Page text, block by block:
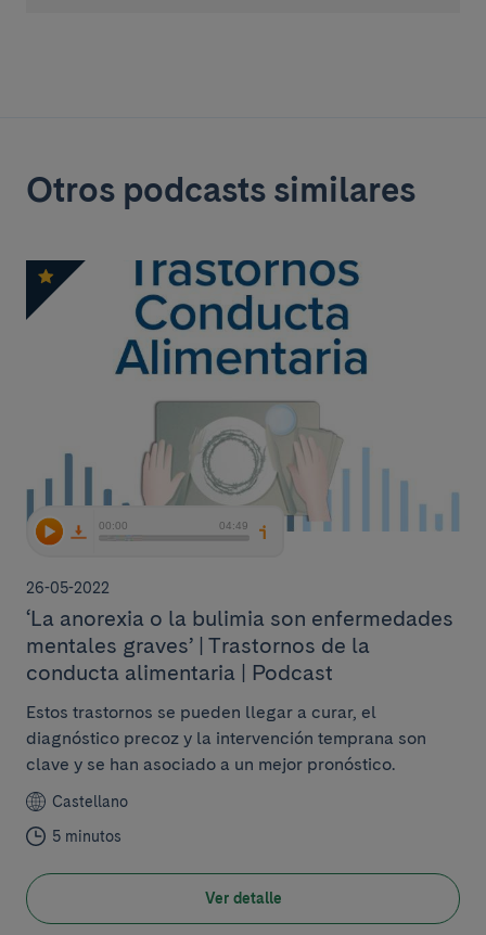
Otros podcasts similares
26-05-2022
‘La anorexia o la bulimia son enfermedades
mentales graves’ | Trastornos de la
conducta alimentaria | Podcast
Estos trastornos se pueden llegar a curar, el
diagnóstico precoz y la intervención temprana son
clave y se han asociado a un mejor pronóstico.
Castellano
5 minutos
Ver detalle